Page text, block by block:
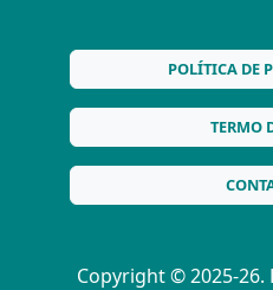
POLÍTICA DE
TERMO
Copyright © 2025-26.